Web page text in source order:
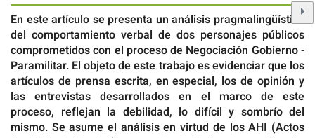
En este artículo se presenta un análisis pragmalingüístico
del comportamiento verbal de dos personajes públicos
comprometidos con el proceso de Negociación Gobierno -
Paramilitar. El objeto de este trabajo es evidenciar que los
artículos de prensa escrita, en especial, los de opinión y
las entrevistas desarrollados en el marco de este
proceso, reflejan la debilidad, lo difícil y sombrío del
mismo. Se asume el análisis en virtud de los AHI (Actos